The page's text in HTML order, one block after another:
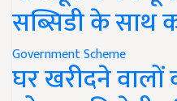
सब्सिडी के साथ
Government Scheme
घर खरीदने वालों